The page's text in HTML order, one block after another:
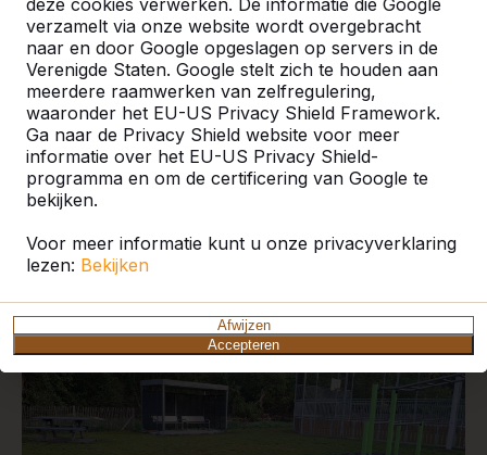
deze cookies verwerken. De informatie die Google
verzamelt via onze website wordt overgebracht
naar en door Google opgeslagen op servers in de
Verenigde Staten. Google stelt zich te houden aan
meerdere raamwerken van zelfregulering,
waaronder het EU-US Privacy Shield Framework.
Ga naar de Privacy Shield website voor meer
informatie over het EU-US Privacy Shield-
programma en om de certificering van Google te
bekijken.
Voor meer informatie kunt u onze privacyverklaring
lezen: Bekijken
Afwijzen
Accepteren
Recente plaatsingen en